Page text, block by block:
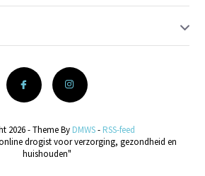
2026 - Theme By DMWS- RSS-feed
drogist voor verzorging, gezondheid en
huishouden"